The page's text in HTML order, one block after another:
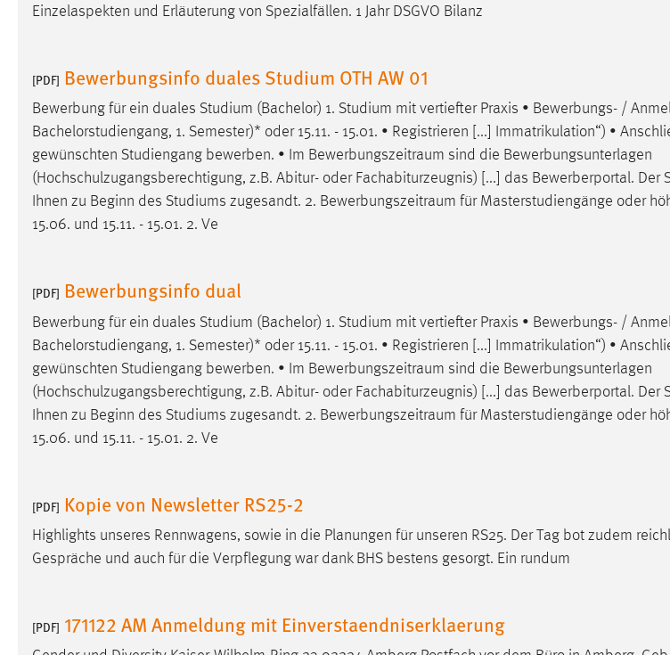
Einzelaspekten und Erläuterung von Spezialfällen. 1 Jahr DSGVO Bilanz
[PDF] Bewerbungsinfo duales Studium OTH AW 01
Bewerbung für ein duales Studium (Bachelor) 1. Studium mit vertiefter Praxis • Bewerbungs- /
Bachelorstudiengang, 1. Semester)* oder 15.11. - 15.01. • Registrieren [...] Immatrikulation“) •
gewünschten Studiengang bewerben. • Im Bewerbungszeitraum sind die Bewerbungsunterlagen
(Hochschulzugangsberechtigung, z.B. Abitur- oder Fachabiturzeugnis) [...] das Bewerberportal. Der
Ihnen zu Beginn des Studiums zugesandt. 2. Bewerbungszeitraum für Masterstudiengänge oder
15.06. und 15.11. - 15.01. 2. Ve
[PDF] Bewerbungsinfo dual
Bewerbung für ein duales Studium (Bachelor) 1. Studium mit vertiefter Praxis • Bewerbungs- /
Bachelorstudiengang, 1. Semester)* oder 15.11. - 15.01. • Registrieren [...] Immatrikulation“) •
gewünschten Studiengang bewerben. • Im Bewerbungszeitraum sind die Bewerbungsunterlagen
(Hochschulzugangsberechtigung, z.B. Abitur- oder Fachabiturzeugnis) [...] das Bewerberportal. Der
Ihnen zu Beginn des Studiums zugesandt. 2. Bewerbungszeitraum für Masterstudiengänge oder
15.06. und 15.11. - 15.01. 2. Ve
[PDF] Kopie von Newsletter RS25-2
Highlights unseres Rennwagens, sowie in die Planungen für unseren RS25. Der Tag bot zudem
Gespräche und auch für die Verpflegung war dank BHS bestens gesorgt. Ein rundum
[PDF] 171122 AM Anmeldung mit Einverstaendniserklaerung
5e9dbeb1811c0446
Cookie Laufzeit:
style-5e9dbeb1811c0446 =
Sitzungslaufzeit, mibew_locale = 3
Jahre, MIBEW_UserID = 1 Jahr
Login
der Website einloggen zu können.
Cookie Laufzeit: 24 Stunden
STATISTIK
Statistik Cookies erfassen Informationen anonym.
Diese Informationen helfen uns zu verstehen, wie
Matomo
Name: _pk_ref, _pk_cvar, _pk_id, _pk_ses